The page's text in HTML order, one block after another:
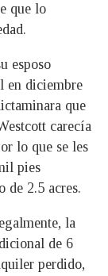
que lo
esposo
en diciembre
que
carecía
lo que se les
pies
de 2.5 acres.
la
de 6
perdido,